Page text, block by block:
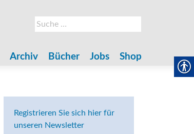
Suche
nach:
Archiv Bücher Jobs Shop
Registrieren Sie sich hier für
unseren Newsletter